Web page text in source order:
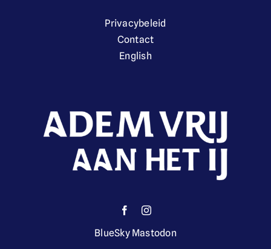
Privacybeleid
Contact
English
BlueSky Mastodon